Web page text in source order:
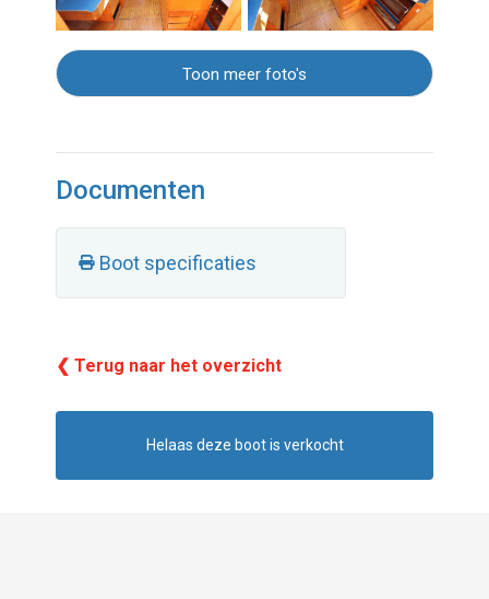
Toon meer foto's
Documenten
Boot specificaties
❮ Terug naar het overzicht
Helaas deze boot is verkocht